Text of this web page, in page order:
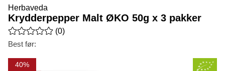
Herbaveda
Krydderpepper Malt ØKO 50g x 3 pakker
Gjennomsnittlig rangering 0 av 5 Antall vurderinger 0
(0)
Best før:
40
Produktbilder Krydderpepper Malt ØKO 50g x 3 pakker